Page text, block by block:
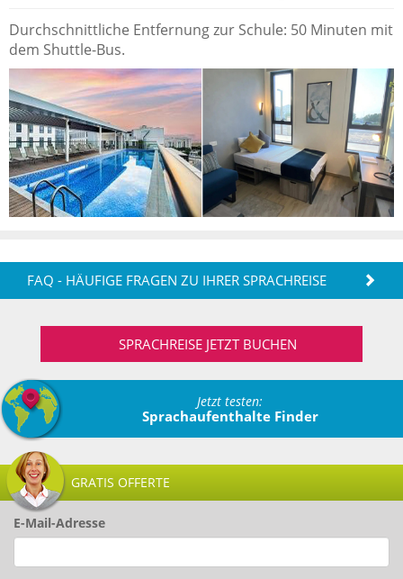
Durchschnittliche Entfernung zur Schule: 50 Minuten mit
dem Shuttle-Bus.
FAQ - HÄUFIGE FRAGEN ZU IHRER SPRACHREISE
SPRACHREISE JETZT BUCHEN
Jetzt testen:
Sprachaufenthalte Finder
GRATIS OFFERTE
E-Mail-Adresse